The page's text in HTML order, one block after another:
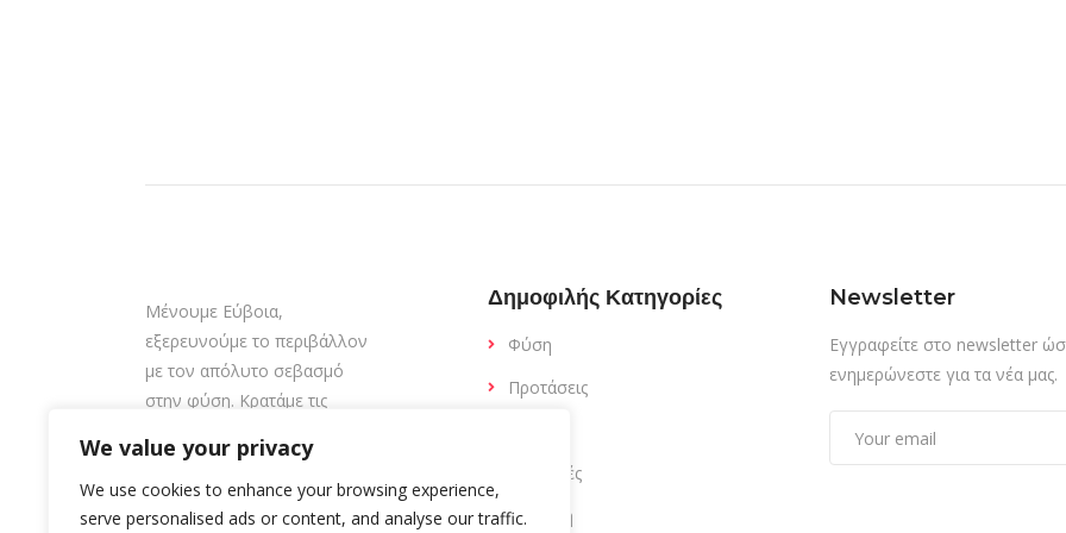
We value your privacy
We use cookies to enhance your browsing experience,
serve personalised ads or content, and analyse our traffic.
Μένουμε Εύβοια,
εξερευνούμε το περιβάλλον
με τον απόλυτο σεβασμό
στην φύση. Κρατάμε τις
Δημοφιλής Κατηγορίες
Φύση
Προτάσεις
Εκδρομές
Διαμονή
Newsletter
Εγγραφείτε στο newsletter
ενημερώνεστε για τα νέα μας.